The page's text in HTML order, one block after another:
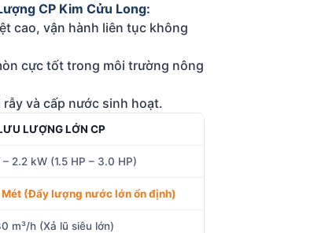
CP Kim Cửu Long:
cao, vận hành liên tục không
cực tốt trong môi trường nông
và cấp nước sinh hoạt.
LƯỢNG LỚN CP
– 2.2 kW (1.5 HP – 3.0 HP)
Mét (Đẩy lượng nước lớn ổn định)
m³/h (Xả lũ siêu lớn)